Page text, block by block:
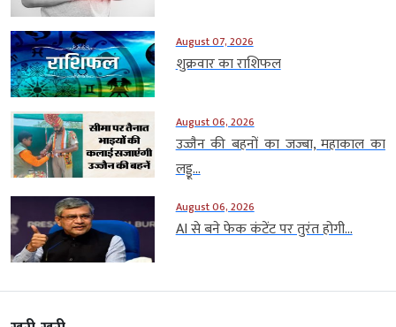
August 07, 2026
शुक्रवार का राशिफल
August 06, 2026
उज्जैन की बहनों का जज्बा, महाकाल का
लड्डू...
August 06, 2026
AI से बने फेक कंटेंट पर तुरंत होगी...